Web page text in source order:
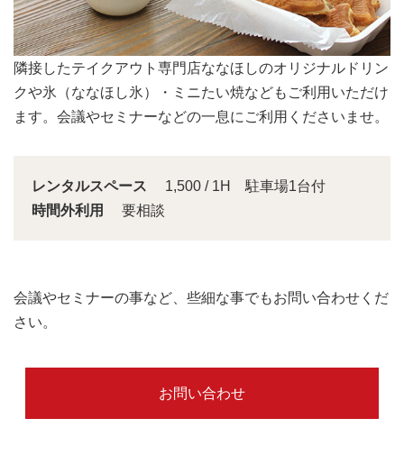
会議スペースは大きな窓から明るい日差しが入り込みま
す。
レンタルスペース
1,500 / 1H 駐車場1台付
時間外利用
要相談
会議やセミナーの事など、些細な事でもお問い合わせくだ
さい。
お問い合わせ